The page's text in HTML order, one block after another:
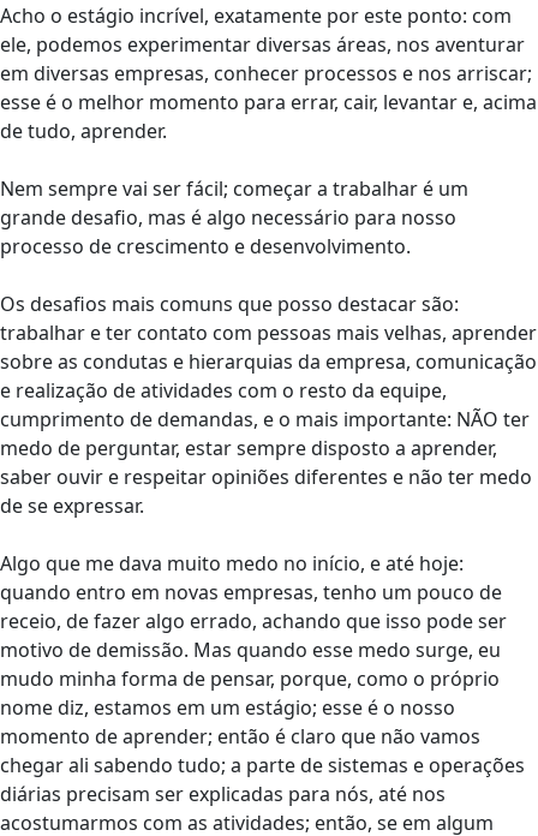
Acho o estágio incrível, exatamente por este ponto: com
ele, podemos experimentar diversas áreas, nos aventurar
em diversas empresas, conhecer processos e nos arriscar;
esse é o melhor momento para errar, cair, levantar e, acima
de tudo, aprender.
Nem sempre vai ser fácil; começar a trabalhar é um
grande desafio, mas é algo necessário para nosso
processo de crescimento e desenvolvimento.
Os desafios mais comuns que posso destacar são:
trabalhar e ter contato com pessoas mais velhas, aprender
sobre as condutas e hierarquias da empresa, comunicação
e realização de atividades com o resto da equipe,
cumprimento de demandas, e o mais importante: NÃO ter
medo de perguntar, estar sempre disposto a aprender,
saber ouvir e respeitar opiniões diferentes e não ter medo
de se expressar.
Algo que me dava muito medo no início, e até hoje:
quando entro em novas empresas, tenho um pouco de
receio, de fazer algo errado, achando que isso pode ser
motivo de demissão. Mas quando esse medo surge, eu
mudo minha forma de pensar, porque, como o próprio
nome diz, estamos em um estágio; esse é o nosso
momento de aprender; então é claro que não vamos
chegar ali sabendo tudo; a parte de sistemas e operações
diárias precisam ser explicadas para nós, até nos
acostumarmos com as atividades; então, se em algum